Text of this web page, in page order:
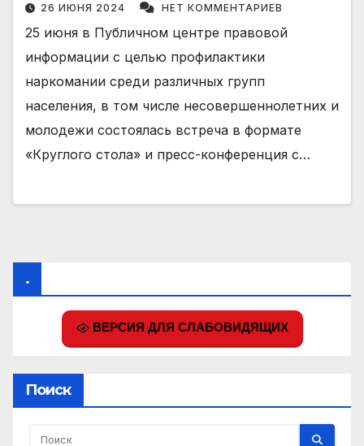
26 ИЮНЯ 2024 НЕТ КОММЕНТАРИЕВ
25 июня в Публичном центре правовой
информации с целью профилактики
наркомании среди различных групп
населения, в том числе несовершеннолетних и
молодежи состоялась встреча в формате
«Круглого стола» и пресс-конференция с…
.
ВЕРСИЯ ДЛЯ СЛАБОВИДЯЩИХ
Поиск